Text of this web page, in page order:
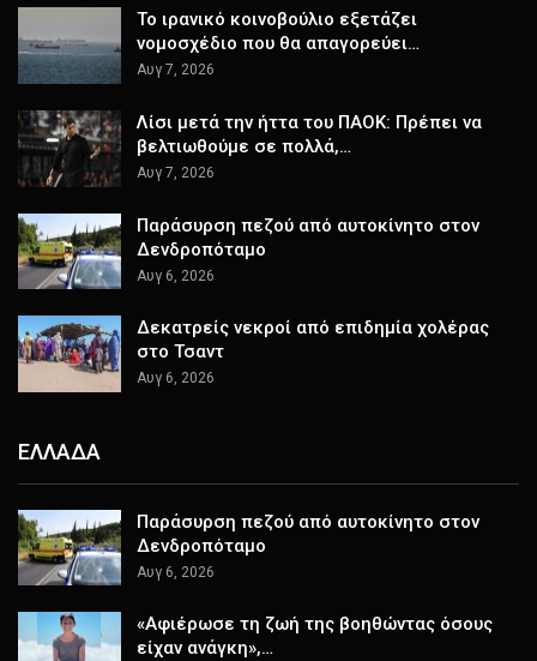
Το ιρανικό κοινοβούλιο εξετάζει
νομοσχέδιο που θα απαγορεύει…
Αυγ 7, 2026
Λίσι μετά την ήττα του ΠΑΟΚ: Πρέπει να
βελτιωθούμε σε πολλά,…
Αυγ 7, 2026
Παράσυρση πεζού από αυτοκίνητο στον
Δενδροπόταμο
Αυγ 6, 2026
Δεκατρείς νεκροί από επιδημία χολέρας
στο Τσαντ
Αυγ 6, 2026
ΕΛΛΑΔΑ
Παράσυρση πεζού από αυτοκίνητο στον
Δενδροπόταμο
Αυγ 6, 2026
«Αφιέρωσε τη ζωή της βοηθώντας όσους
είχαν ανάγκη»,…